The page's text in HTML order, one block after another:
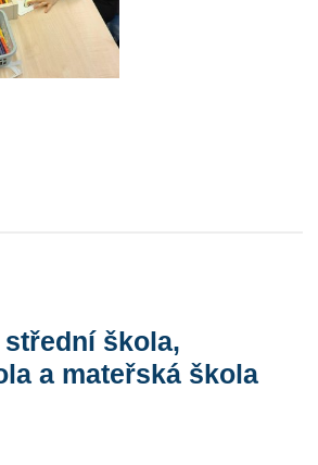
škola,
a mateřská škola